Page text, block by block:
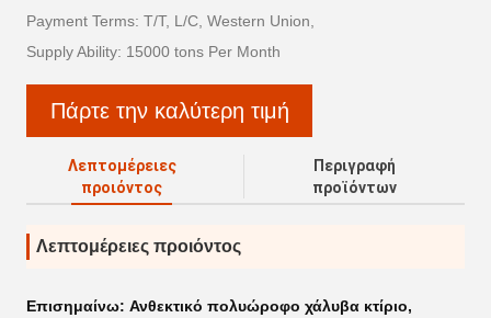
Payment Terms: T/T, L/C, Western Union,
Supply Ability: 15000 tons Per Month
Πάρτε την καλύτερη τιμή
Λεπτομέρειες
προιόντος
Περιγραφή
προϊόντων
Λεπτομέρειες προιόντος
Επισημαίνω: Ανθεκτικό πολυώροφο χάλυβα κτίριο,